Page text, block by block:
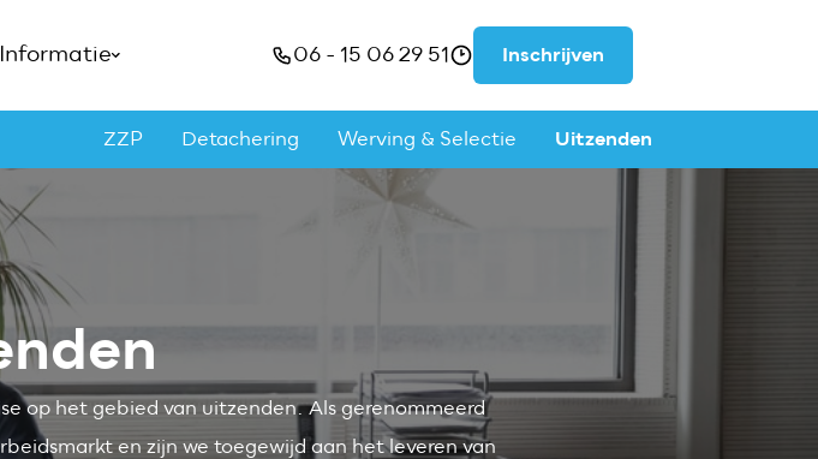
Informatie 06 - 15 06 29 51 Inschrijven
ZZP Detachering Werving & Selectie Uitzenden
op het gebied van uitzenden. Als gerenommeerd
en zijn we toegewijd aan het leveren van